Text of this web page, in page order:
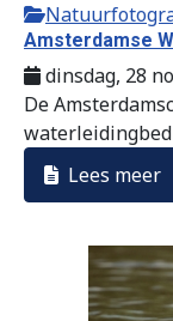
Amsterdamse
dinsdag, 28
De
Lees meer